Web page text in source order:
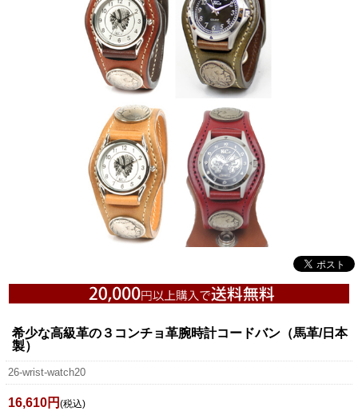
希少な高級革の３コンチョ革腕時計コードバン（馬革/日本
製）
26-wrist-watch20
16,610円 (税込)